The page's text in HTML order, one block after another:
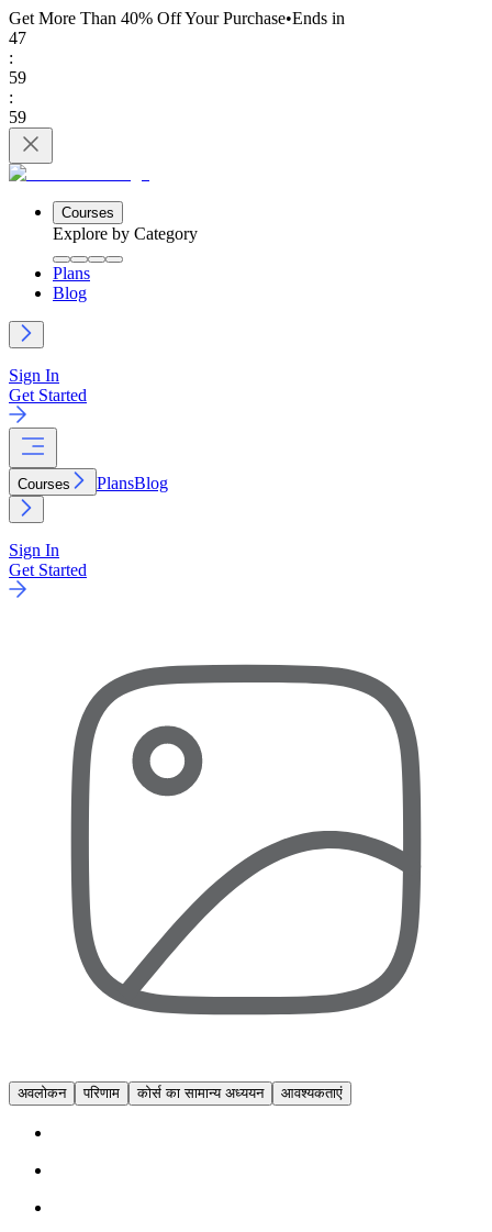
Get More Than 40% OffYour Purchase•Ends in
47
:
59
:
59
Courses
Explore by Category
Plans
Blog
Sign In
Get Started
Courses PlansBlog
Sign In
Get Started
अवलोकन परिणाम कोर्स का सामान्य अध्ययन आवश्यकताएं